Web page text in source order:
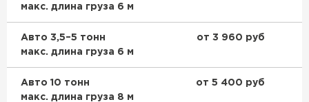
макс. длина груза 6 м
Авто 3,5–5 тонн
макс. длина груза 6 м
от 3 960 руб
Авто 10 тонн
макс. длина груза 8 м
от 5 400 руб
Утеплитель Теплекс
Утеплитель Изомин